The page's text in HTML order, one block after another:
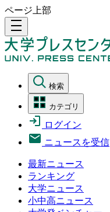
ページ上部
density_medium
検索
カテゴリ
ログイン
ニュースを受信
最新ニュース
ランキング
大学ニュース
小中高ニュース